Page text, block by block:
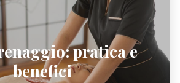
pratica e
benefici